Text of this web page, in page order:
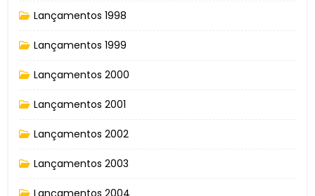
Lançamentos 1998
Lançamentos 1999
Lançamentos 2000
Lançamentos 2001
Lançamentos 2002
Lançamentos 2003
Lançamentos 2004